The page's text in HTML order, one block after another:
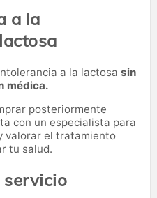
a la
a la lactosa sin
médica.
posteriormente
con un especialista para
valorar el tratamiento
tu salud.
servicio